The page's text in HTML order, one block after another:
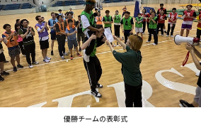
優勝チームの表彰式